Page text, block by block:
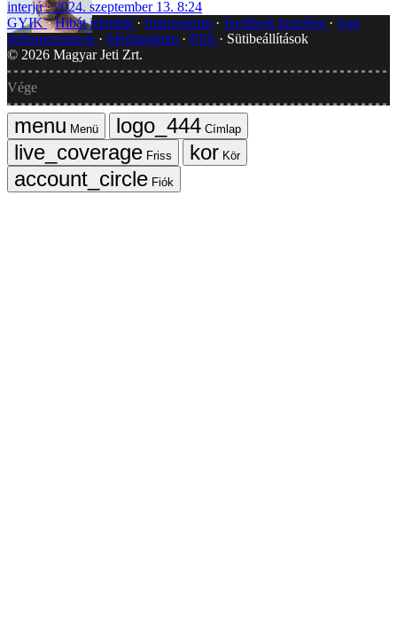
interjú
2024. szeptember 13. 8:24
GYIK Hibát jelentek Impresszum Javítások kezelése
Jogi
dokumentumok
Médiaajánlat RSS
Sütibeállítások
© 2026 Magyar Jeti Zrt.
Vége
Menü
Címlap
Friss
Kör
Fiók